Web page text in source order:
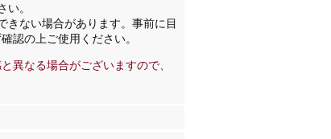
い。
きない場合があります。事前に目
認の上ご使用ください。
異なる場合がございますので、